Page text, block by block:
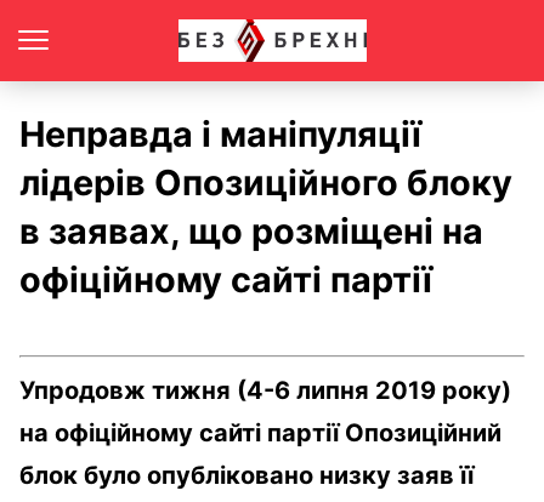
Неправда і маніпуляції
лідерів Опозиційного блоку
в заявах, що розміщені на
офіційному сайті партії
Упродовж тижня (4-6 липня 2019 року)
на офіційному сайті партії Опозиційний
блок було опубліковано низку заяв її